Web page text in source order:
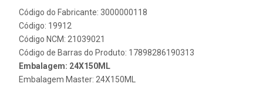
Código do Fabricante: 3000000118
Código: 19912
Código NCM: 21039021
Código de Barras do Produto: 17898286190313
Embalagem: 24X150ML
Embalagem Master: 24X150ML